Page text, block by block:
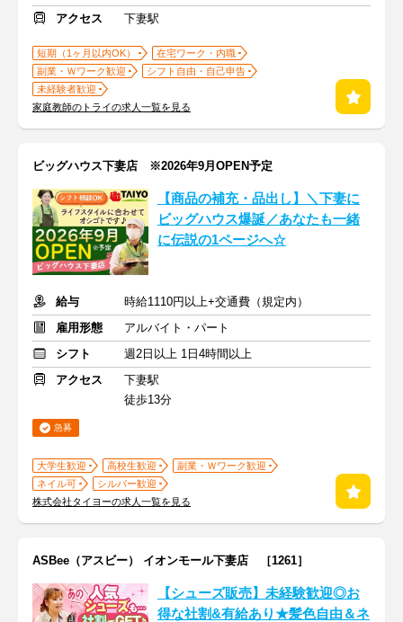
アクセス
下妻駅
短期（1ヶ月以内OK）
在宅ワーク・内職
副業・Ｗワーク歓迎
シフト自由・自己申告
未経験者歓迎
家庭教師のトライの求人一覧を見る
ビッグハウス下妻店 ※2026年9月OPEN予定
【商品の補充・品出し】＼下妻に
ビッグハウス爆誕／あなたも一緒
に伝説の1ページへ☆
給与
時給1110円以上+交通費（規定内）
雇用形態
アルバイト・パート
シフト
週2日以上 1日4時間以上
アクセス
下妻駅
徒歩13分
急募
大学生歓迎 高校生歓迎
副業・Ｗワーク歓迎
ネイル可
シルバー歓迎
株式会社タイヨーの求人一覧を見る
ASBee（アスビー） イオンモール下妻店 ［1261］
【シューズ販売】未経験歓迎◎お
得な社割&有給あり★髪色自由＆ネ